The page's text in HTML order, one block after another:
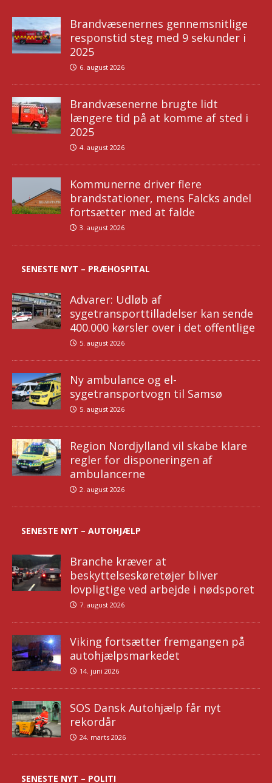
Brandvæsenernes gennemsnitlige
responstid steg med 9 sekunder i
2025
6. august 2026
Brandvæsenerne brugte lidt
længere tid på at komme af sted i
2025
4. august 2026
Kommunerne driver flere
brandstationer, mens Falcks andel
fortsætter med at falde
3. august 2026
SENESTE NYT – PRÆHOSPITAL
Advarer: Udløb af
sygetransporttilladelser kan sende
400.000 kørsler over i det offentlige
5. august 2026
Ny ambulance og el-
sygetransportvogn til Samsø
5. august 2026
Region Nordjylland vil skabe klare
regler for disponeringen af
ambulancerne
2. august 2026
SENESTE NYT – AUTOHJÆLP
Branche kræver at
beskyttelseskøretøjer bliver
lovpligtige ved arbejde i nødsporet
7. august 2026
Viking fortsætter fremgangen på
autohjælpsmarkedet
14. juni 2026
SOS Dansk Autohjælp får nyt
rekordår
24. marts 2026
SENESTE NYT – POLITI